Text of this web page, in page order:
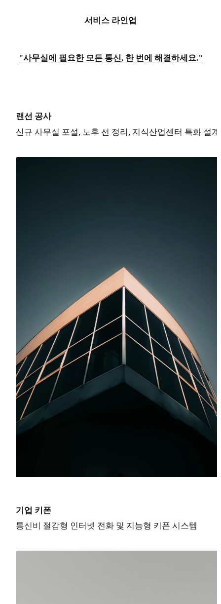
서비스 라인업
"사무실에 필요한 모든 통신, 한 번에 해결하세요."
랜선 공사
신규 사무실 포설, 노후 선 정리, 지식산업센터 특화 설계
기업 키폰
통신비 절감형 인터넷 전화 및 지능형 키폰 시스템